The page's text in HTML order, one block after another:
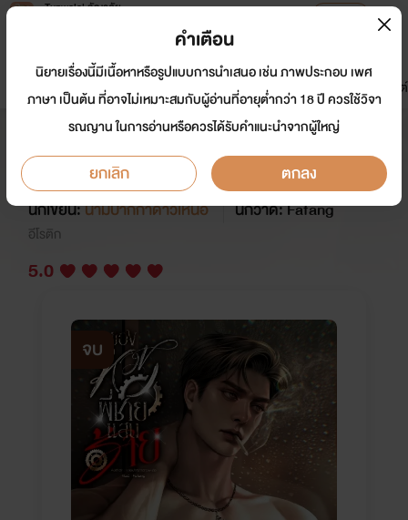
Tunwalai ธัญวลัย
หน้าแรก นิยาย อีบุ๊ก การ์ตูน
มาใหม่
ดรีมแชท ธัญลิสต์
ของหวงพี่ชายแสนร้าย (นาวิน:พลอย
นักเขียน:นามปากกาดาวเหนือ นักวาด: Fafang
อีโรติก
5.0
จบ
คำเตือน
นิยายเรื่องนี้มีเนื้อหาหรือรูปแบบการนำเสนอ เช่น ภาพประกอบ เพศ
ภาษา เป็นต้น ที่อาจไม่เหมาะสมกับผู้อ่านที่อายุต่ำกว่า 18 ปี ควรใช้วิจา
รณญาน ในการอ่านหรือควรได้รับคำแนะนำจากผู้ใหญ่
ยกเลิก ตกลง